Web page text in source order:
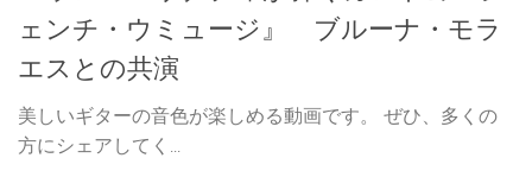
ェンチ・ウミュージ』 ブルーナ・モラ
エスとの共演
美しいギターの音色が楽しめる動画です。 ぜひ、多くの
方にシェアしてく...